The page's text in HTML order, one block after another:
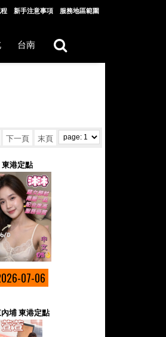
新手注意事項 服務地區範圍
台南
下一頁 末頁
東港定點
07-06
埔 東港定點